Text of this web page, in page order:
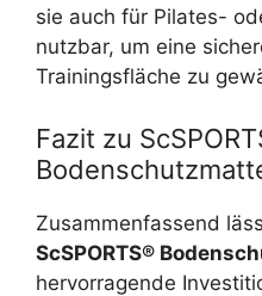
sie auch für Pilates-
nutzbar, um eine
Trainingsfläche zu
Fazit zu
Zusammenfassend
ScSPORTS®
hervorragende